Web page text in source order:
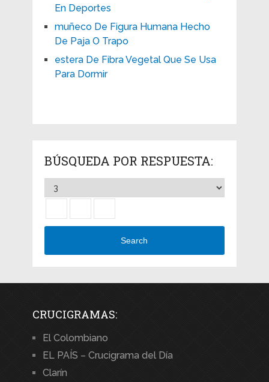
En Deportes
muñeco De Figura Humana Hecho
De Paja O Trapo
estera De Fibra Vegetal Que Se Usa
Para Dormir
BÚSQUEDA POR RESPUESTA:
Search
CRUCIGRAMAS:
El Colombiano
EL PAÍS – Crucigrama del Día
Clarín